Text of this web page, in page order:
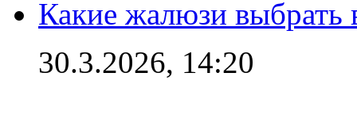
Какие жалюзи выбрать
30.3.2026, 14:20